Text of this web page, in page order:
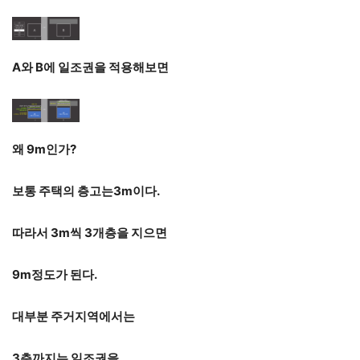
A와 B에 일조권을 적용해보면
왜 9m인가?
보통 주택의 층고는3m이다.
따라서 3m씩 3개층을 지으면
9m정도가 된다.
대부분 주거지역에서는